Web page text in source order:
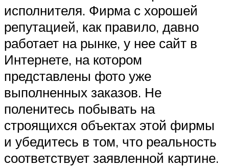
исполнителя. Фирма с хорошей
репутацией, как правило, давно
работает на рынке, у нее сайт в
Интернете, на котором
представлены фото уже
выполненных заказов. Не
поленитесь побывать на
строящихся объектах этой фирмы
и убедитесь в том, что реальность
соответствует заявленной картине.